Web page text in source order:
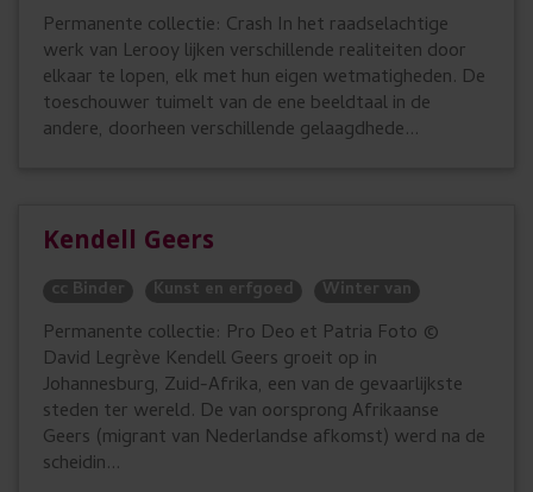
Permanente collectie: Crash In het raadselachtige
werk van Lerooy lijken verschillende realiteiten door
elkaar te lopen, elk met hun eigen wetmatigheden. De
toeschouwer tuimelt van de ene beeldtaal in de
andere, doorheen verschillende gelaagdhede...
Kendell Geers
cc Binder Kunst en erfgoed Winter van
Permanente collectie: Pro Deo et Patria Foto ©
David Legrève Kendell Geers groeit op in
Johannesburg, Zuid-Afrika, een van de gevaarlijkste
steden ter wereld. De van oorsprong Afrikaanse
Geers (migrant van Nederlandse afkomst) werd na de
scheidin...